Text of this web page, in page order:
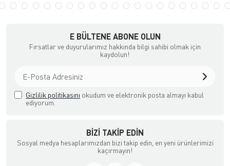
E BÜLTENE ABONE OLUN
Fırsatlar ve duyurularımız hakkında bilgi sahibi olmak için
kaydolun!
Gizlilik politikasını okudum ve elektronik posta almayı kabul
ediyorum.
BIZI TAKIP EDIN
Sosyal medya hesaplarımızdan bizi takip edin, en yeni ürünlerimizi
kaçırmayın!